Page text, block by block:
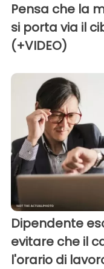
Pensa che la
si porta via il
(+VIDEO)
Dipendente
evitare che il
l'orario di